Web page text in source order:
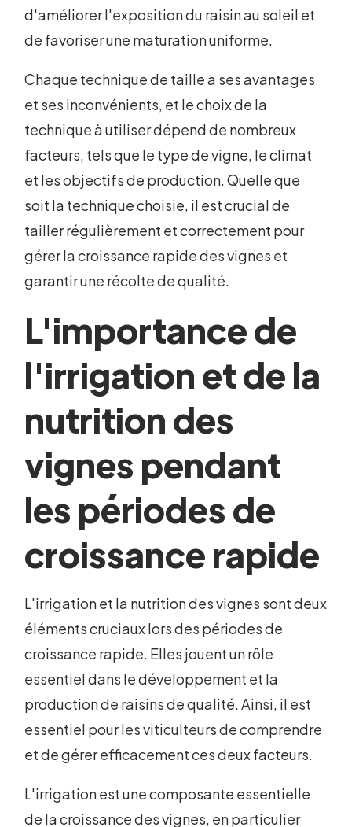
d'améliorer l'exposition du raisin au soleil et
de favoriser une maturation uniforme.
Chaque technique de taille a ses avantages
et ses inconvénients, et le choix de la
technique à utiliser dépend de nombreux
facteurs, tels que le type de vigne, le climat
et les objectifs de production. Quelle que
soit la technique choisie, il est crucial de
tailler régulièrement et correctement pour
gérer la croissance rapide des vignes et
garantir une récolte de qualité.
L'importance de
l'irrigation et de la
nutrition des
vignes pendant
les périodes de
croissance rapide
L'irrigation et la nutrition des vignes sont deux
éléments cruciaux lors des périodes de
croissance rapide. Elles jouent un rôle
essentiel dans le développement et la
production de raisins de qualité. Ainsi, il est
essentiel pour les viticulteurs de comprendre
et de gérer efficacement ces deux facteurs.
L'irrigation est une composante essentielle
de la croissance des vignes, en particulier